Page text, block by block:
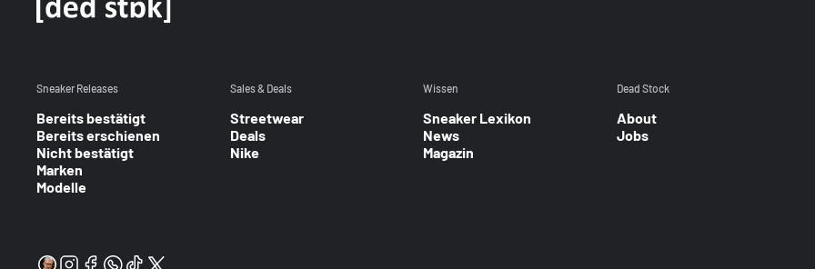
Sneaker Releases
Bereits bestätigt
Bereits erschienen
Nicht bestätigt
Marken
Modelle
Sales & Deals
Streetwear
Deals
Nike
Wissen
Sneaker Lexikon
News
Magazin
Dead Stock
About
Jobs